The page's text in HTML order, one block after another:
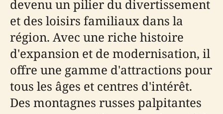
devenu un pilier du divertissement
et des loisirs familiaux dans la
région. Avec une riche histoire
d'expansion et de modernisation, il
offre une gamme d'attractions pour
tous les âges et centres d'intérêt.
Des montagnes russes palpitantes